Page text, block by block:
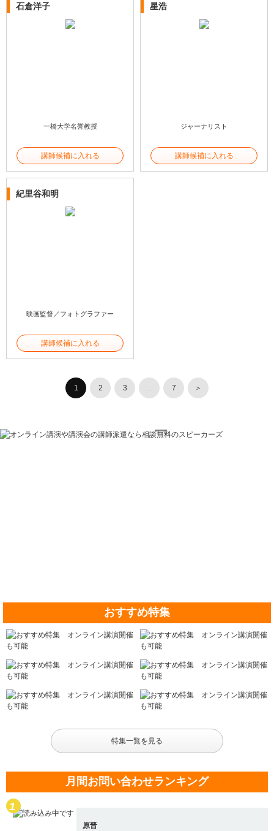
石倉洋子
一橋大学名誉教授
講師候補に入れる
星浩
ジャーナリスト
講師候補に入れる
紀里谷和明
映画監督／フォトグラファー
講師候補に入れる
1 2 3 7 ＞
おすすめ特集
特集一覧を見る
月間お問い合わせランキング
原晋